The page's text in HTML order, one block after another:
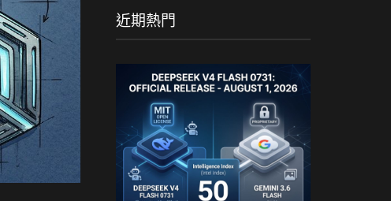
近期熱門